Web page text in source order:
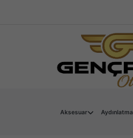
Aksesuar Aydınlatma